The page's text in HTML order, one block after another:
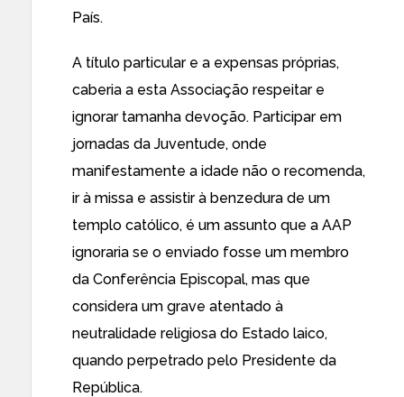
País.
A título particular e a expensas próprias,
caberia a esta Associação respeitar e
ignorar tamanha devoção. Participar em
jornadas da Juventude, onde
manifestamente a idade não o recomenda,
ir à missa e assistir à benzedura de um
templo católico, é um assunto que a AAP
ignoraria se o enviado fosse um membro
da Conferência Episcopal, mas que
considera um grave atentado à
neutralidade religiosa do Estado laico,
quando perpetrado pelo Presidente da
República.